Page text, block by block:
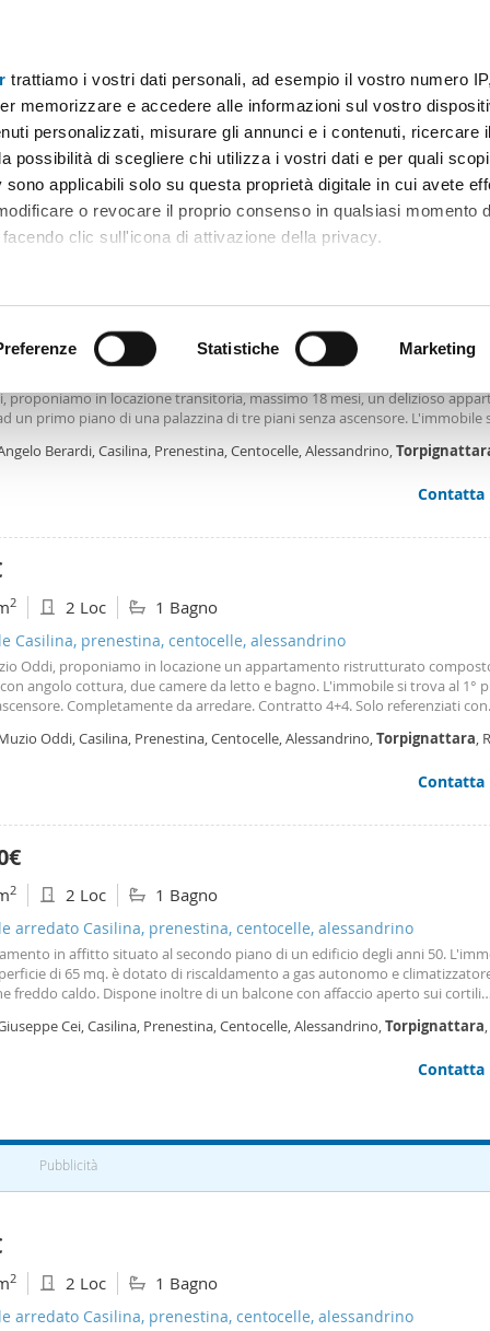
trattiamo i vostri dati personali, ad esempio il vostro numero
memorizzare e accedere alle informazioni sul vostro
personalizzati, misurare gli annunci e i contenuti, ricercare
possibilità di scegliere chi utilizza i vostri dati e per quali
applicabili solo su questa proprietà digitale in cui avete
o revocare il proprio consenso in qualsiasi momento
clic sull'icona di attivazione della privacy.
scansionandolo attivamente alla ricerca di caratteristiche
elaborati i tuoi dati personali e imposta le tue preferenze
il tuo consenso in qualsiasi momento dalla Dichiarazione
contenuti ed annunci, per fornire funzionalità dei
Condividiamo inoltre informazioni sul modo in cui utilizza il
di analisi dei dati web, pubblicità e social media, i quali
che ha fornito loro o che hanno raccolto dal suo utilizzo
Statistiche Marketing
Prezzo Superficie Locali Più filtri - 2
torpignattara Roma
Ordine Mioaffitto
arredato Casilina, prenestina, centocelle, alessandrino
proponiamo in locazione transitoria, massimo 18 mesi, un delizioso
un primo piano di una palazzina di tre piani senza ascensore. L'immobile
transitorio per non residenti su Roma, massimo 18 mesi, redditi
referenze. Disponibile da subito. Immobile gestito da: dreaming home srls
scritta gratuita • vendita e o locazioni di appartamenti, uffici, locali
sui principali siti - e social • a. P. E. (attestato di prestazione energetica) •
selezionata • assistenza e consulenza in sede, previo appuntamento, con
del settore: Avvocato, Notaio, Geometra, Architetto
Berardi, Casilina, Prenestina, Centocelle, Alessandrino,
Contatta
2 2 Loc 1 Bagno
Casilina, prenestina, centocelle, alessandrino
Oddi, proponiamo in locazione un appartamento ristrutturato
angolo cottura, due camere da letto e bagno. L'immobile si trova al 1°
Completamente da arredare. Contratto 4+4. Solo referenziati con
Oddi, Casilina, Prenestina, Centocelle, Alessandrino,Torpignattara,
Contatta
2 2 Loc 1 Bagno
arredato Casilina, prenestina, centocelle, alessandrino
in affitto situato al secondo piano di un edificio degli anni 50.
di 65 mq. è dotato di riscaldamento a gas autonomo e
freddo caldo. Dispone inoltre di un balcone con affaccio aperto sui cortili
è g. Contattami per qualunque informazione. Si affitta per minimo un
Cei, Casilina, Prenestina, Centocelle, Alessandrino,Torpignattara
Contatta
Pubblicità
2 2 Loc 1 Bagno
arredato Casilina, prenestina, centocelle, alessandrino